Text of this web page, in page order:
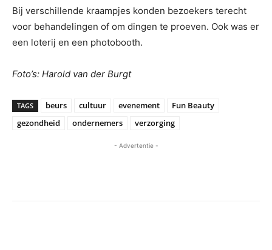
Bij verschillende kraampjes konden bezoekers terecht
voor behandelingen of om dingen te proeven. Ook was er
een loterij en een photobooth.
Foto’s: Harold van der Burgt
TAGS beurs cultuur evenement
Fun Beauty
gezondheid
ondernemers verzorging
- Advertentie -